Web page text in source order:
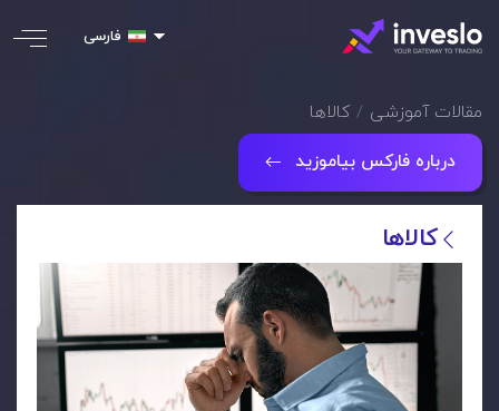
فارسی
مقالات آموزشی کالاها
درباره فارکس بیاموزید
کالاها